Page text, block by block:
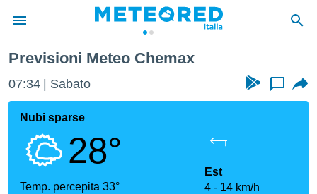
di
per
le
Previsioni Meteo Chemax
07:34 Sabato ...
Nubi sparse
28°
Temp. percepita 33°
Est
4
14 km/h